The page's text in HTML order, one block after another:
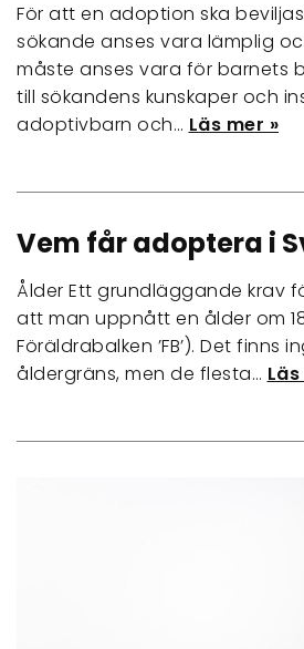
För att en adoption ska
sökande anses vara lämplig
måste anses vara för barnets
till sökandens kunskaper och
adoptivbarn och… Läs mer »
Vem får adoptera i
Ålder Ett grundläggande krav
att man uppnått en ålder om
Föräldrabalken ’FB’). Det finns
åldergräns, men de flesta…